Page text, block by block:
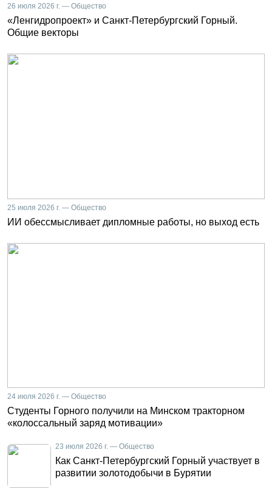
26 июля 2026 г. — Общество
«Ленгидропроект» и Санкт-Петербургский Горный.
Общие векторы
25 июля 2026 г. — Общество
ИИ обессмысливает дипломные работы, но выход есть
24 июля 2026 г. — Общество
Студенты Горного получили на Минском тракторном
«колоссальный заряд мотивации»
23 июля 2026 г. — Общество
Как Санкт-Петербургский Горный участвует в
развитии золотодобычи в Бурятии